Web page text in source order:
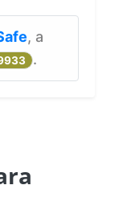
, a
.